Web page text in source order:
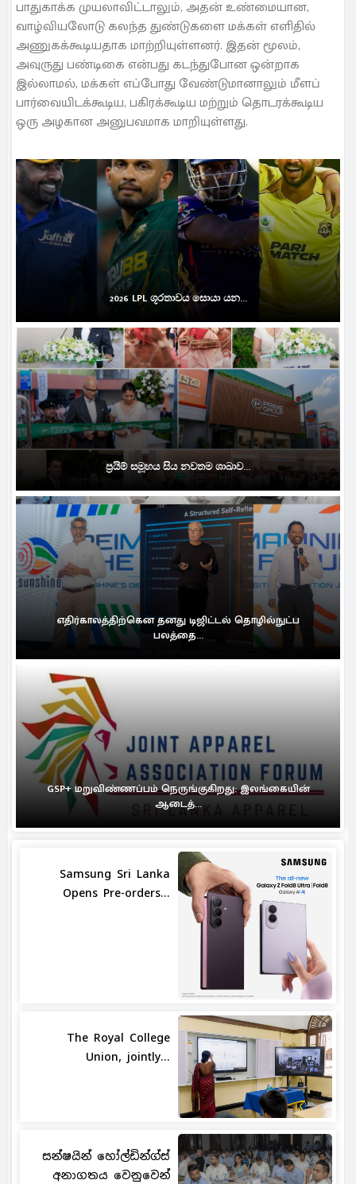
பாதுகாக்க முயலாவிட்டாலும், அதன் உண்மையான,
வாழ்வியலோடு கலந்த துண்டுகளை மக்கள் எளிதில்
அணுகக்கூடியதாக மாற்றியுள்ளனர். இதன் மூலம்,
அவுருது பண்டிகை என்பது கடந்துபோன ஒன்றாக
இல்லாமல், மக்கள் எப்போது வேண்டுமானாலும் மீளப்
பார்வையிடக்கூடிய, பகிரக்கூடிய மற்றும் தொடரக்கூடிய
ஒரு அழகான அனுபவமாக மாறியுள்ளது.
2026 LPL ශූරතාවය සොයා යන...
ප්‍රයිම් සමූහය සිය නවතම ශාඛාව...
எதிர்காலத்திற்கென தனது டிஜிட்டல் தொழில்நுட்ப
பலத்தை...
GSP+ மறுவிண்ணப்பம் நெருங்குகிறது: இலங்கையின்
ஆடைத்...
Samsung Sri Lanka
Opens Pre-orders...
The Royal College
Union, jointly...
සන්ෂයින් හෝල්ඩින්ග්ස්
අනාගතය වෙනුවෙන්